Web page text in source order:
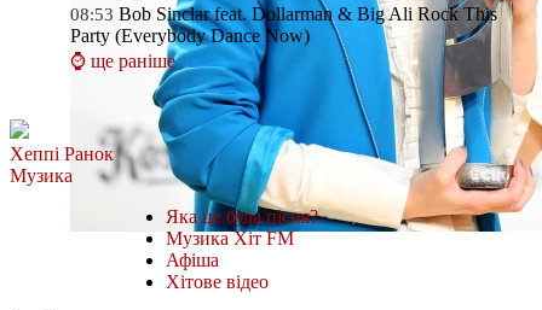
08:53 Bob Sinclar feat. Dollarman & Big Ali Rock This
Party (Everybody Dance Now)
⌚ ще раніше
Хеппі Ранок
Музика
Яка це була пісня?
Музика Хіт FM
Афіша
Хітове відео